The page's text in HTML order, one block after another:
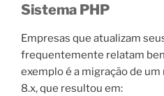
Sistema PHP
Empresas que atualizam
frequentemente relatam
exemplo é a migração de
8.x, que resultou em: